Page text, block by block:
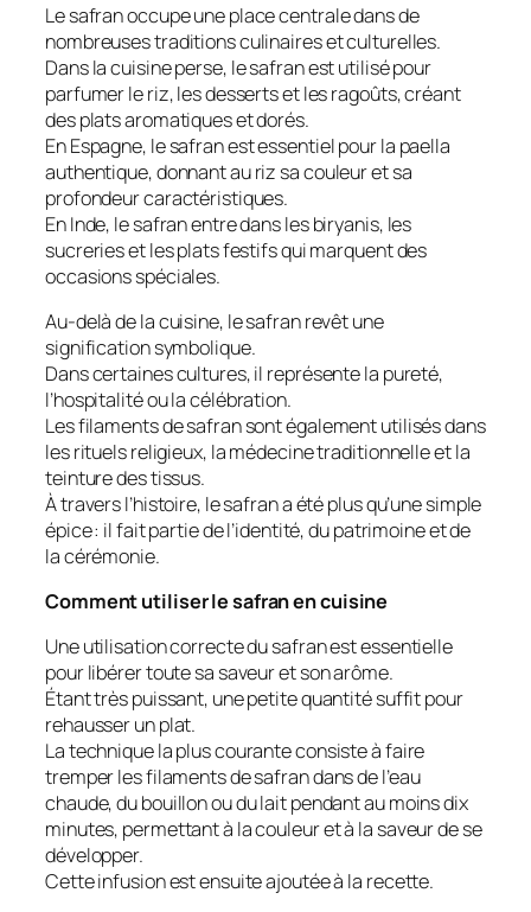
Le safran occupe une place centrale dans de
nombreuses traditions culinaires et culturelles.
Dans la cuisine perse, le safran est utilisé pour
parfumer le riz, les desserts et les ragoûts, créant
des plats aromatiques et dorés.
En Espagne, le safran est essentiel pour la paella
authentique, donnant au riz sa couleur et sa
profondeur caractéristiques.
En Inde, le safran entre dans les biryanis, les
sucreries et les plats festifs qui marquent des
occasions spéciales.
Au-delà de la cuisine, le safran revêt une
signification symbolique.
Dans certaines cultures, il représente la pureté,
l’hospitalité ou la célébration.
Les filaments de safran sont également utilisés dans
les rituels religieux, la médecine traditionnelle et la
teinture des tissus.
À travers l’histoire, le safran a été plus qu’une simple
épice : il fait partie de l’identité, du patrimoine et de
la cérémonie.
Comment utiliser le safran en cuisine
Une utilisation correcte du safran est essentielle
pour libérer toute sa saveur et son arôme.
Étant très puissant, une petite quantité suffit pour
rehausser un plat.
La technique la plus courante consiste à faire
tremper les filaments de safran dans de l’eau
chaude, du bouillon ou du lait pendant au moins dix
minutes, permettant à la couleur et à la saveur de se
développer.
Cette infusion est ensuite ajoutée à la recette.